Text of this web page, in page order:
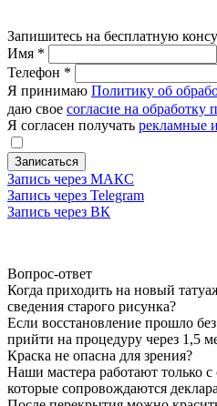
Запишитесь на бесплатную
Имя *
Телефон *
Я принимаю Политику об
даю свое согласие на
Я согласен получать рекламные
Записаться
Запись через МАКС
Запись через Telegram
Запись через ВК
Вопрос-ответ
Когда приходить на новый
сведения старого рисунка?
Если восстановление прошло
прийти на процедуру через 1,5
Краска не опасна для зрения?
Наши мастера работают только
которые сопровождаются